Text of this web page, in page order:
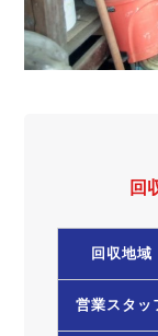
回
回収地域
営業スタッ